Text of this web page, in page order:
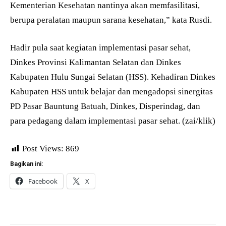
Kementerian Kesehatan nantinya akan memfasilitasi,
berupa peralatan maupun sarana kesehatan,” kata Rusdi.
Hadir pula saat kegiatan implementasi pasar sehat,
Dinkes Provinsi Kalimantan Selatan dan Dinkes
Kabupaten Hulu Sungai Selatan (HSS). Kehadiran Dinkes
Kabupaten HSS untuk belajar dan mengadopsi sinergitas
PD Pasar Bauntung Batuah, Dinkes, Disperindag, dan
para pedagang dalam implementasi pasar sehat. (zai/klik)
Post Views: 869
Bagikan ini:
Facebook X